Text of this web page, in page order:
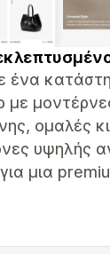
ένα
με
ομαλές
υψηλής
μια